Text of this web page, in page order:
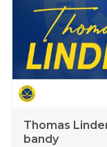
Thomas
bandy